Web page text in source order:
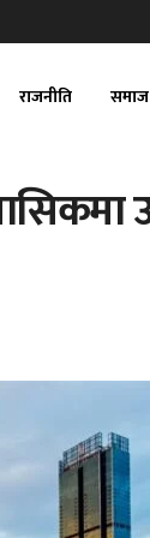
राजनीति समाज